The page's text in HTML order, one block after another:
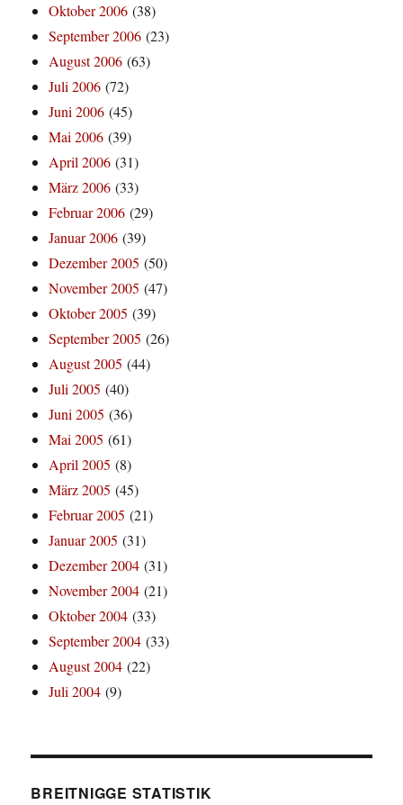
Oktober 2006 (38)
September 2006 (23)
August 2006 (63)
Juli 2006 (72)
Juni 2006 (45)
Mai 2006 (39)
April 2006 (31)
März 2006 (33)
Februar 2006 (29)
Januar 2006 (39)
Dezember 2005 (50)
November 2005 (47)
Oktober 2005 (39)
September 2005 (26)
August 2005 (44)
Juli 2005 (40)
Juni 2005 (36)
Mai 2005 (61)
April 2005 (8)
März 2005 (45)
Februar 2005 (21)
Januar 2005 (31)
Dezember 2004 (31)
November 2004 (21)
Oktober 2004 (33)
September 2004 (33)
August 2004 (22)
Juli 2004 (9)
BREITNIGGE STATISTIK